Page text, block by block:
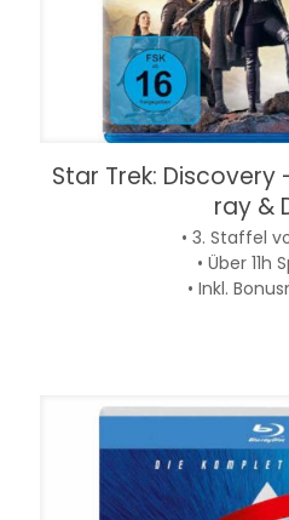
Star Trek: Discovery
ray &
• 3. Staffel
• Über 11h
• Inkl.